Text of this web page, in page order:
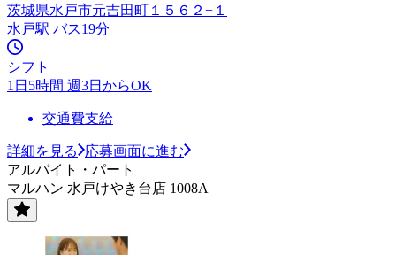
茨城県水戸市元吉田町１５６２−１
水戸駅 バス19分
シフト
1日5時間 週3日からOK
交通費支給
詳細を見る
応募画面に進む
アルバイト・パート
マルハン 水戸けやき台店 1008A